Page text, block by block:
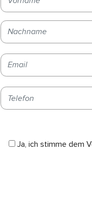
Ja, ich stimme dem